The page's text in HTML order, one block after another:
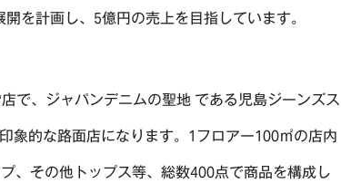
を計画し、5億円の売上を目指しています。
で、ジャパンデニムの聖地 である児島ジーンズス
象的な路面店になります。1フロアー100㎡の店内
、その他トップス等、総数400点で商品を構成し